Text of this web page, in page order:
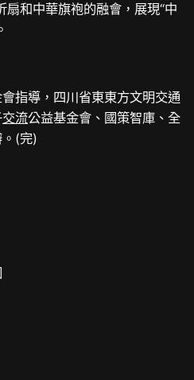
扇和中華旗袍的融會，展現“中
指導，四川省東東方文明交通
交流公益基金會、國策智庫、全
(完)